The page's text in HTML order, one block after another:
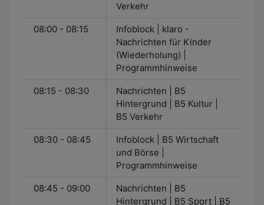
Verkehr
08:00 - 08:15
Infoblock | klaro -
Nachrichten für Kinder
(Wiederholung) |
Programmhinweise
08:15 - 08:30
Nachrichten | B5
Hintergrund | B5 Kultur |
B5 Verkehr
08:30 - 08:45
Infoblock | B5 Wirtschaft
und Börse |
Programmhinweise
08:45 - 09:00
Nachrichten | B5
Hintergrund | B5 Sport | B5